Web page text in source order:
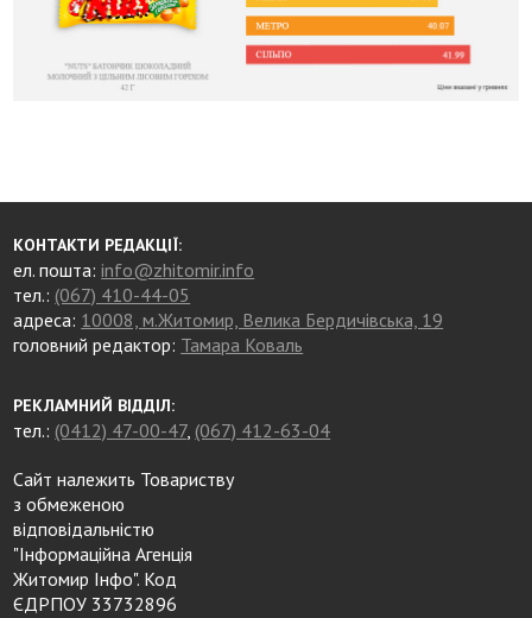
КОНТАКТИ РЕДАКЦІЇ:
ел. пошта:info@zhitomir.info
тел.: (067) 410-44-05
адреса: 10008, м.Житомир, Велика Бердичівська, 19
головний редактор: Тамара Коваль
РЕКЛАМНИЙ ВІДДІЛ:
тел.: (0412) 47-00-47, (067) 412-63-04
Сайт належить Товариству
з обмеженою
відповідальністю
"Інформаційна Агенція
Житомир Інфо". Код
ЄДРПОУ 33732896